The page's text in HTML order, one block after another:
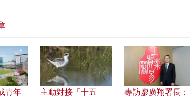
青年
主動對接「十五
專訪廖廣翔署長：